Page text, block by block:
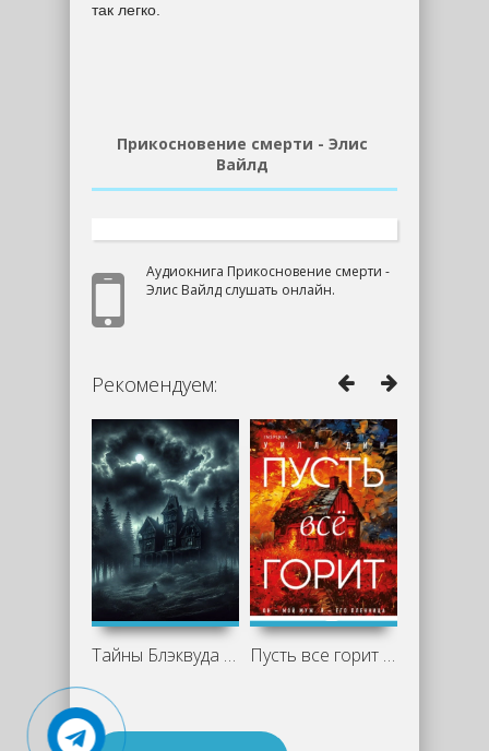
так легко.
Прикосновение смерти - Элис
Вайлд
Аудиокнига Прикосновение смерти -
Элис Вайлд слушать онлайн.
Рекомендуем:
Тайны Блэквуда 8 (Сборник) Пусть все горит - Уилл Дин